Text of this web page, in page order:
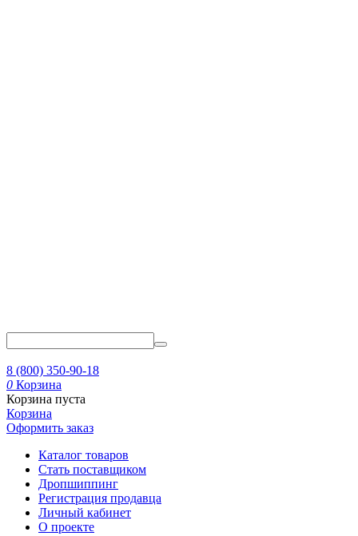
8 (800) 350-90-18
0 Корзина
Корзина пуста
Корзина
Оформить заказ
Каталог товаров
Стать поставщиком
Дропшиппинг
Регистрация продавца
Личный кабинет
О проекте